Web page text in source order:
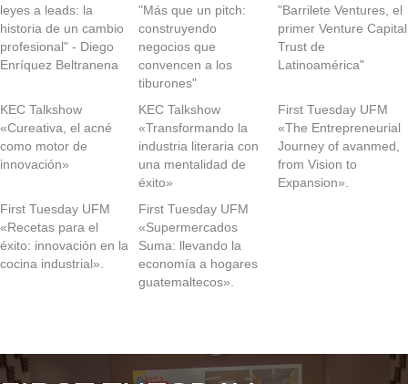
leyes a leads: la
historia de un cambio
profesional" - Diego
Enríquez Beltranena
"Más que un pitch:
construyendo
negocios que
convencen a los
tiburones"
"Barrilete Ventures, el
primer Venture Capital
Trust de
Latinoamérica"
KEC Talkshow
«Cureativa, el acné
como motor de
innovación»
KEC Talkshow
«Transformando la
industria literaria con
una mentalidad de
éxito»
First Tuesday UFM
«The Entrepreneurial
Journey of avanmed,
from Vision to
Expansion».
First Tuesday UFM
«Recetas para el
éxito: innovación en la
cocina industrial».
First Tuesday UFM
«Supermercados
Suma: llevando la
economía a hogares
guatemaltecos».